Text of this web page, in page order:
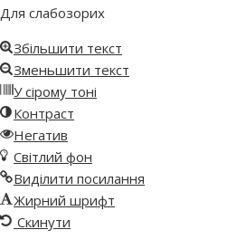
інструментів
Для слабозорих
Збільшити текст
Зменьшити текст
У сірому тоні
Контраст
Негатив
Світлий фон
Виділити посилання
Жирний шрифт
Скинути